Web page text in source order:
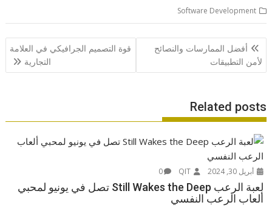
Software Development
تصفّح
المقالات
أفضل الممارسات والنصائح
لأمن التطبيقات
قوة التصميم الجرافيكي في العلامة
التجارية
Related posts
أبريل 30, 2024 QIT
0
لعبة الرعب Still Wakes the Deep تصل في يونيو لمحبي
ألعاب الرعب النفسي